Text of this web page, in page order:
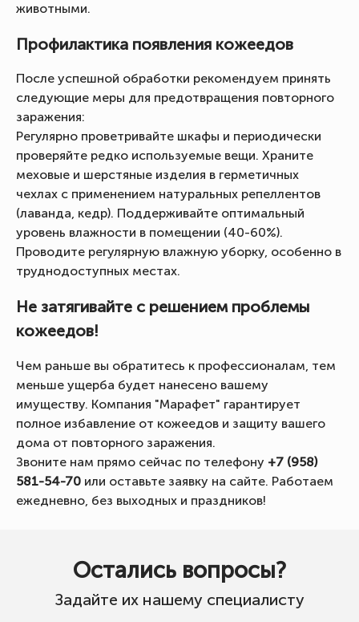
животными.
Профилактика появления кожеедов
После успешной обработки рекомендуем принять
следующие меры для предотвращения повторного
заражения:
Регулярно проветривайте шкафы и периодически
проверяйте редко используемые вещи. Храните
меховые и шерстяные изделия в герметичных
чехлах с применением натуральных репеллентов
(лаванда, кедр). Поддерживайте оптимальный
уровень влажности в помещении (40-60%).
Проводите регулярную влажную уборку, особенно в
труднодоступных местах.
Не затягивайте с решением проблемы
кожеедов!
Чем раньше вы обратитесь к профессионалам, тем
меньше ущерба будет нанесено вашему
имуществу. Компания "Марафет" гарантирует
полное избавление от кожеедов и защиту вашего
дома от повторного заражения.
Звоните нам прямо сейчас по телефону +7 (958)
581-54-70 или оставьте заявку на сайте. Работаем
ежедневно, без выходных и праздников!
Остались вопросы?
Задайте их нашему специалисту